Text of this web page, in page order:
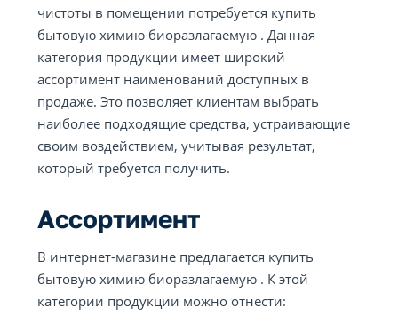
чистоты в помещении потребуется купить
бытовую химию биоразлагаемую . Данная
категория продукции имеет широкий
ассортимент наименований доступных в
продаже. Это позволяет клиентам выбрать
наиболее подходящие средства, устраивающие
своим воздействием, учитывая результат,
который требуется получить.
Ассортимент
В интернет-магазине предлагается купить
бытовую химию биоразлагаемую . К этой
категории продукции можно отнести: